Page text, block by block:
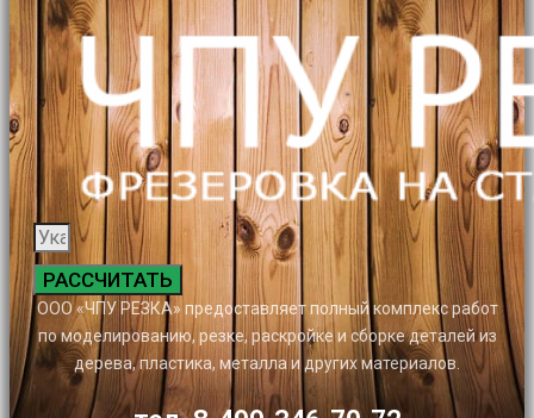
РАССЧИТАТЬ
ООО «ЧПУ РЕЗКА» предоставляет полный комплекс работ
по моделированию, резке, раскройке и сборке деталей из
дерева, пластика, металла и других материалов.